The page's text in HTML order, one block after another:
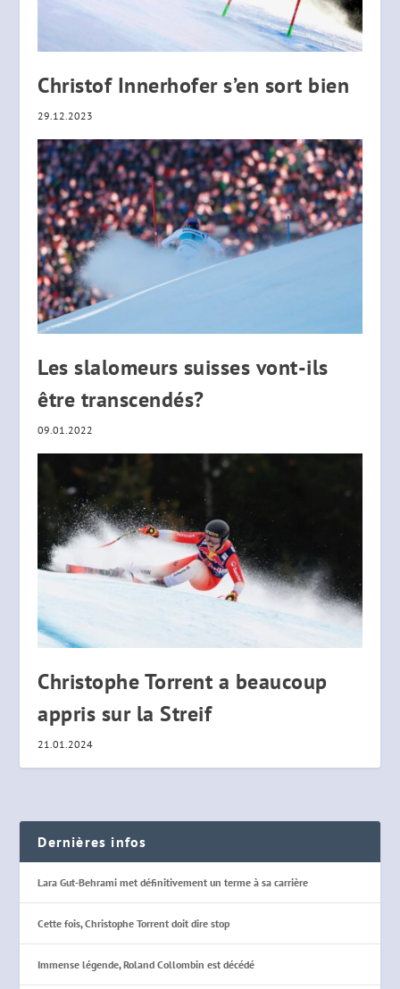
Christof Innerhofer s’en sort bien
29.12.2023
Les slalomeurs suisses vont-ils
être transcendés?
09.01.2022
Christophe Torrent a beaucoup
appris sur la Streif
21.01.2024
Dernières infos
Lara Gut-Behrami met définitivement un terme à sa carrière
Cette fois, Christophe Torrent doit dire stop
Immense légende, Roland Collombin est décédé